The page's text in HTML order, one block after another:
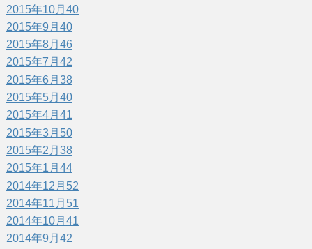
2015年10月 40
2015年9月 40
2015年8月 46
2015年7月 42
2015年6月 38
2015年5月 40
2015年4月 41
2015年3月 50
2015年2月 38
2015年1月 44
2014年12月 52
2014年11月 51
2014年10月 41
2014年9月 42